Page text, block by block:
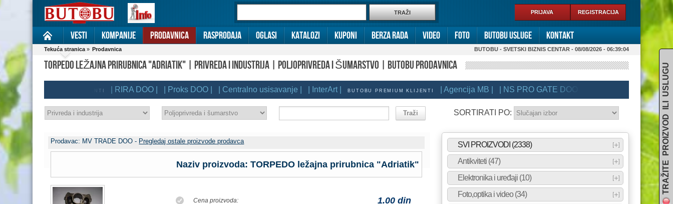
REGISTRACIJA
PRIJAVA
Vesti Kompanije Prodavnica Rasprodaja Oglasi Katalozi Kuponi Berza rada Video Foto Butobu usluge Kontakt
Tekuća stranica » Prodavnica BUTOBU - SVETSKI BIZNIS CENTAR - 08/08/2026 - 06:39:04
TORPEDO LEŽAJNA PRIRUBNICA "ADRIATIK" | PRIVREDA I INDUSTRIJA | POLJOPRIVREDA I ŠUMARSTVO | BUTOBU PRODAVNICA
| RIRA DOO | | Proks DOO | | Centralno usisavanje | | InterArt | BUTOBU PREMIUM KLIJENTI | Agencija MB | | NS PRO GATE DOO | | FINANSIJSKI
SORTIRATI PO:
Prodavac: MV TRADE DOO - Pregledaj ostale proizvode prodavca
Naziv proizvoda: TORPEDO ležajna prirubnica "Adriatik"
Cena proizvoda: 1.00 din
SVI PROIZVODI (2338)
Antikviteti (47)
Elektronika i uređaji (10)
Foto,optika i video (34)
TRAŽITE PROIZVOD ILI USLUGU